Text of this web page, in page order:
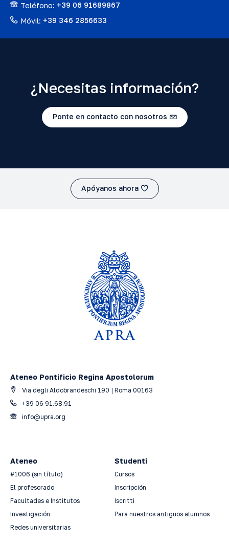
Teléfono: +39 06 91689867
Móvil: +39 346 2856633
¿Necesitas información?
Ponte en contacto con nosotros
Apóyanos ahora
Ateneo Pontificio Regina Apostolorum
Via degli Aldobrandeschi 190 | Roma 00163
+39 06 91.68.91
info@upra.org
Ateneo
#1006 (sin título)
El profesorado
Facultades e Institutos
Investigación
Redes universitarias
Studenti
Cursos
Inscripción
Iscritti
Para nuestros antiguos alumnos